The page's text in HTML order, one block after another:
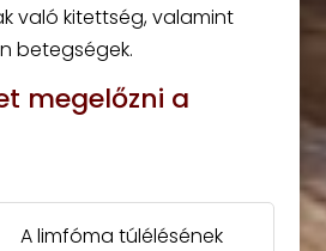
való kitettség, valamint
betegségek.
megelőzni a
A limfóma túlélésének